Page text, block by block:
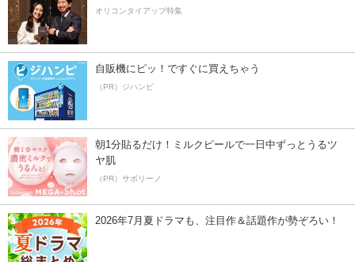
オリコンタイアップ特集
自販機にピッ！ですぐに買えちゃう
（PR）ジハンピ
朝1分貼るだけ！ミルクピールで一日中ずっとうるツ
ヤ肌
（PR）サボリーノ
2026年7月夏ドラマも、注目作＆話題作が勢ぞろい！